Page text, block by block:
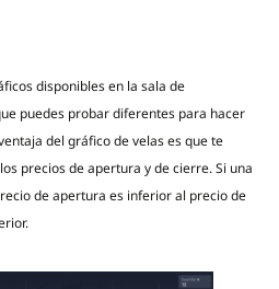
disponibles en la sala de
puedes probar diferentes para hacer
del gráfico de velas es que te
precios de apertura y de cierre. Si una
de apertura es inferior al precio de